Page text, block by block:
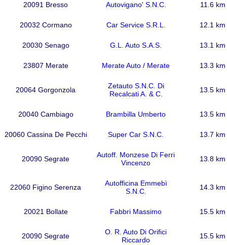
20091 Bresso Autovigano' S.N.C. 11.6 km
20032 Cormano Car Service S.R.L. 12.1 km
20030 Senago G.L. Auto S.A.S. 13.1 km
23807 Merate Merate Auto / Merate 13.3 km
20064 Gorgonzola
Zetauto S.N.C. Di
Recalcati A. & C.
13.5 km
20040 Cambiago Brambilla Umberto 13.5 km
20060 Cassina De Pecchi Super Car S.N.C. 13.7 km
20090 Segrate
Autoff. Monzese Di Ferri
Vincenzo
13.8 km
22060 Figino Serenza
Autofficina Emmebì
S.N.C.
14.3 km
20021 Bollate Fabbri Massimo 15.5 km
20090 Segrate
O. R. Auto Di Orifici
Riccardo
15.5 km